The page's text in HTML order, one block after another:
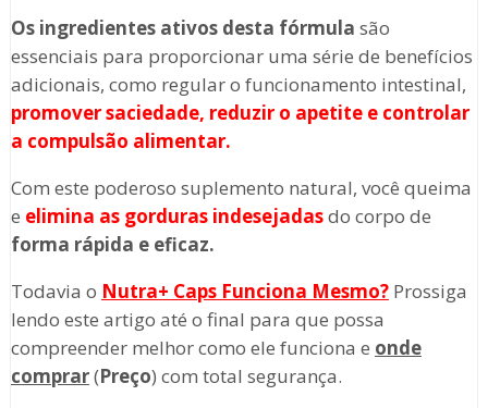
Os ingredientes ativos desta fórmula são
essenciais para proporcionar uma série de benefícios
adicionais, como regular o funcionamento intestinal,
promover saciedade, reduzir o apetite e controlar
a compulsão alimentar.
Com este poderoso suplemento natural, você queima
e elimina as gorduras indesejadasdo corpo de
forma rápida e eficaz.
Todavia o Nutra+ CapsFunciona Mesmo?Prossiga
lendo este artigo até o final para que possa
compreender melhor como ele funciona e onde
comprar(Preço) com total segurança.